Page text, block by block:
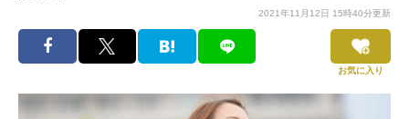
2021年11月12日 15時40分更新
お気に入り